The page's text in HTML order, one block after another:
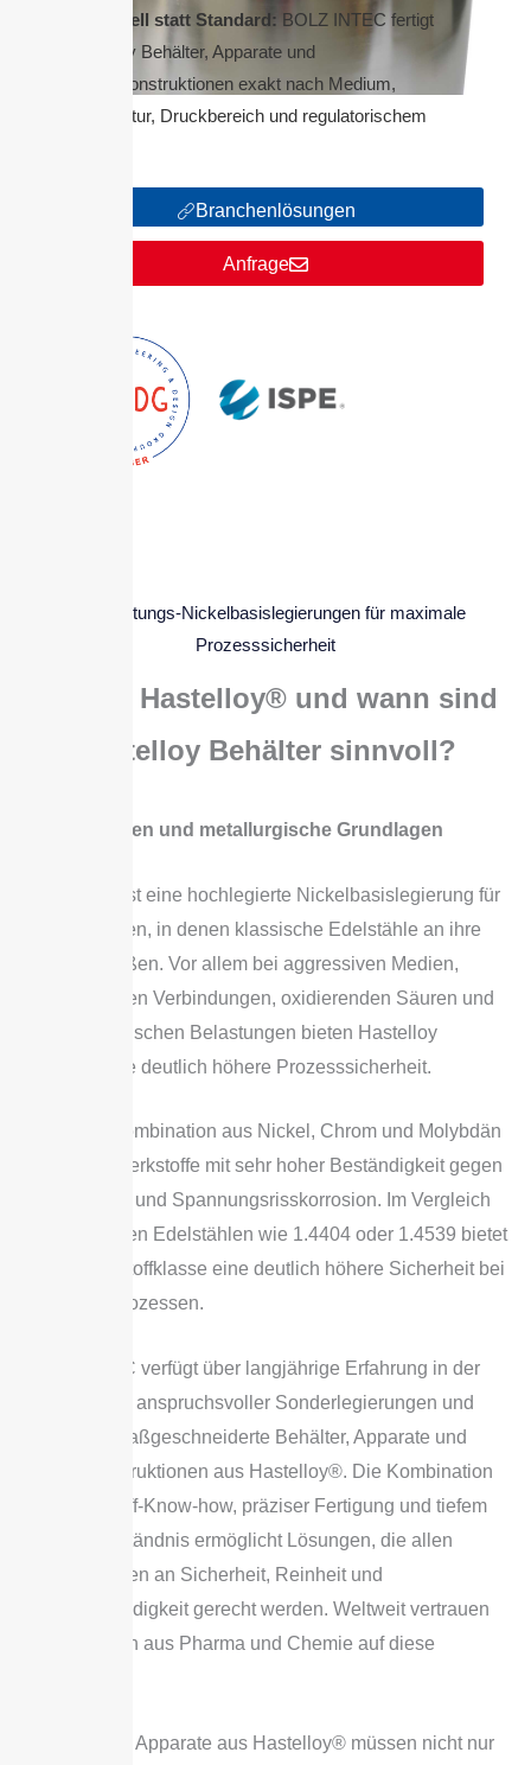
Individuell statt Standard: BOLZ INTEC fertigt
Hastelloy Behälter, Apparate und
Sonderkonstruktionen exakt nach Medium,
Temperatur, Druckbereich und regulatorischem
Branchenlösungen
Anfrage
Hochleistungs-Nickelbasislegierungen für maximale
Prozesssicherheit
Was ist Hastelloy® und wann sind
Hastelloy Behälter sinnvoll?
Eigenschaften und metallurgische Grundlagen
Hastelloy® ist eine hochlegierte Nickelbasislegierung für
Anwendungen, in denen klassische Edelstähle an ihre
Grenzen stoßen. Vor allem bei aggressiven Medien,
chloridhaltigen Verbindungen, oxidierenden Säuren und
hohen thermischen Belastungen bieten Hastelloy
Behälter eine deutlich höhere Prozesssicherheit.
Durch die Kombination aus Nickel, Chrom und Molybdän
entstehen Werkstoffe mit sehr hoher Beständigkeit gegen
Loch-, Spalt- und Spannungsrisskorrosion. Im Vergleich
zu klassischen Edelstählen wie 1.4404 oder 1.4539 bietet
diese Werkstoffklasse eine deutlich höhere Sicherheit bei
kritischen Prozessen.
BOLZ INTEC verfügt über langjährige Erfahrung in der
Verarbeitung anspruchsvoller Sonderlegierungen und
entwickelt maßgeschneiderte Behälter, Apparate und
Sonderkonstruktionen aus Hastelloy®. Die Kombination
aus Werkstoff-Know-how, präziser Fertigung und tiefem
Prozessverständnis ermöglicht Lösungen, die allen
Anforderungen an Sicherheit, Reinheit und
Dauerbeständigkeit gerecht werden. Weltweit vertrauen
Unternehmen aus Pharma und Chemie auf diese
Behälter und Apparate aus Hastelloy® müssen nicht nur